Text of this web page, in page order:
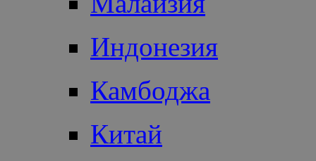
Индонезия
Камбоджа
Китай